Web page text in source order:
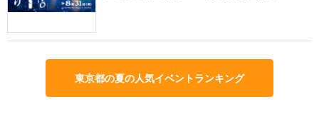
東京都の夏の人気イベントランキング